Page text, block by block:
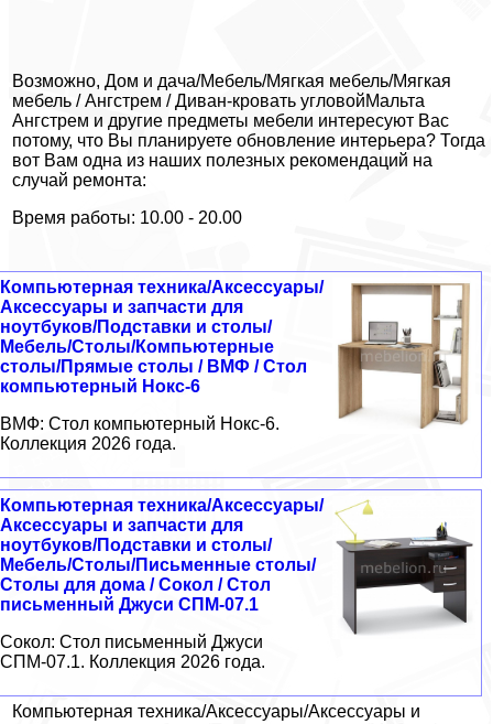
Возможно, Дом и дача/Мебель/Мягкая мебель/Мягкая
мебель / Ангстрем / Диван-кровать угловойМальта
Ангстрем и другие предметы мебели интересуют Вас
потому, что Вы планируете обновление интерьера? Тогда
вот Вам одна из наших полезных рекомендаций на
случай ремонта:
Время работы: 10.00 - 20.00
Компьютерная техника/Аксессуары/
Аксессуары и запчасти для
ноутбуков/Подставки и столы/
Мебель/Столы/Компьютерные
столы/Прямые столы / ВМФ / Стол
компьютерный Нокс-6
ВМФ: Стол компьютерный Нокс-6.
Коллекция 2026 года.
Компьютерная техника/Аксессуары/
Аксессуары и запчасти для
ноутбуков/Подставки и столы/
Мебель/Столы/Письменные столы/
Столы для дома / Сокол / Стол
письменный Джуси СПМ-07.1
Сокол: Стол письменный Джуси
СПМ-07.1. Коллекция 2026 года.
Компьютерная техника/Аксессуары/Аксессуары и